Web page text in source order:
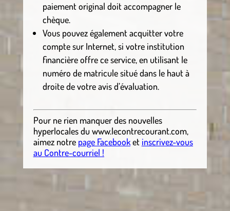
paiement original doit accompagner le
chèque.
Vous pouvez également acquitter votre
compte sur Internet, si votre institution
financière offre ce service, en utilisant le
numéro de matricule situé dans le haut à
droite de votre avis d’évaluation.
Pour ne rien manquer des nouvelles
hyperlocalesdu www.lecontrecourant.com,
aimez notre page Facebooket inscrivez-vous
au Contre-courriel !